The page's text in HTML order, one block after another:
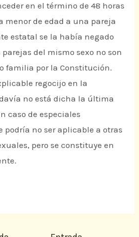
en el término de 48 horas
menor de edad a una pareja
estatal se la había negado
del mismo sexo no son
familia por la Constitución.
regocijo en la
no está dicha la última
caso de especiales
podría no ser aplicable a otras
pero se constituye en